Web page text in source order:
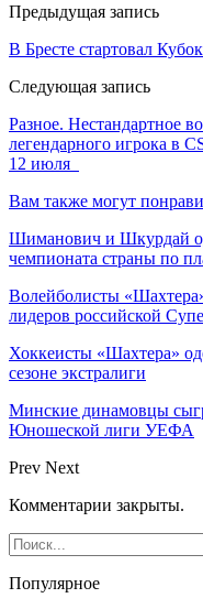
Предыдущая запись
В Бресте стартовал
Следующая запись
Разное. Нестандартное
легендарного игрока в
12 июля
Вам также могут
Шиманович и Шкурдай
чемпионата страны по
Волейболисты
лидеров российской
Хоккеисты «Шахтера»
сезоне экстралиги
Минские динамовцы
Юношеской лиги УЕФА
Prev Next
Комментарии закрыты.
Популярное